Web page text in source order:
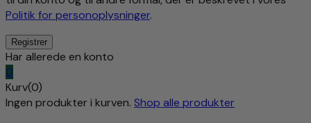
Politik for personoplysninger.
Har allerede en konto
0
Kurv(0)
Ingen produkter i kurven. Shop alle produkter